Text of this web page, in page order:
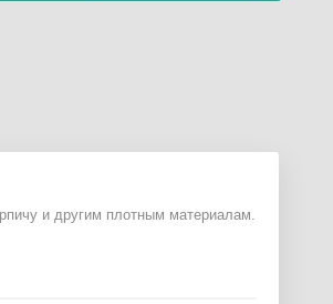
и другим плотным материалам.